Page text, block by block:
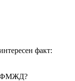
факт:
ФМЖД?